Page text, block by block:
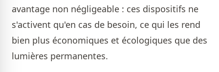
avantage non négligeable : ces dispositifs ne
s'activent qu'en cas de besoin, ce qui les rend
bien plus économiques et écologiques que des
lumières permanentes.